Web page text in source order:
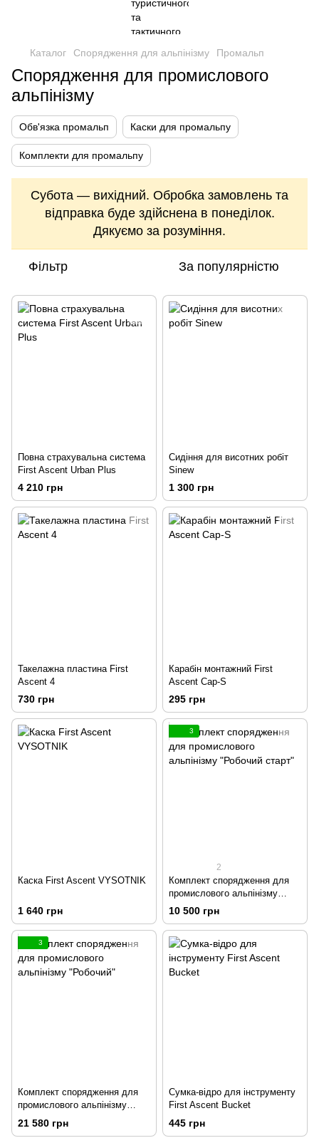
Каталог Спорядження для альпінізму Промальп
Спорядження для промислового
альпінізму
Обв'язка промальп Каски для промальпу
Комплекти для промальпу
Субота — вихідний. Обробка замовлень та
відправка буде здійснена в понеділок.
Дякуємо за розуміння.
Фільтр За популярністю
Повна страхувальна система
First Ascent Urban Plus
4 210 грн
Сидіння для висотних робіт
Sinew
1 300 грн
Такелажна пластина First
Ascent 4
730 грн
Карабін монтажний First
Ascent Cap-S
295 грн
Каска First Ascent VYSOTNIK
1 640 грн
3
2
Комплект спорядження для
промислового альпінізму
"Робочий старт"
10 500 грн
3
Комплект спорядження для
промислового альпінізму
"Робочий"
21 580 грн
Cумка-відро для інструменту
First Ascent Bucket
445 грн